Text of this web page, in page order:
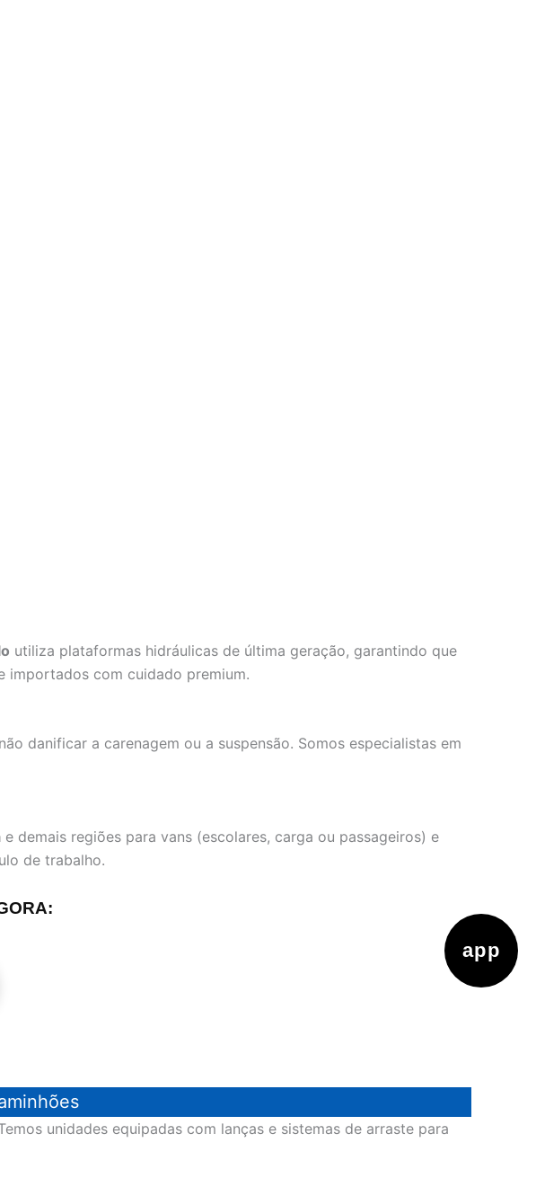
app
utiliza plataformas hidráulicas de última geração, garantindo que
importados com cuidado premium.
danificar a carenagem ou a suspensão. Somos especialistas em
e demais regiões para vans (escolares, carga ou passageiros) e
de trabalho.
unidades equipadas com lanças e sistemas de arraste para